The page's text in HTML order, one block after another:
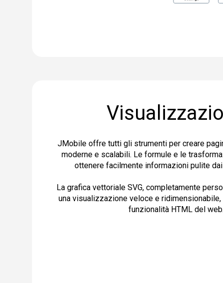
JMobile offre tutti gli strumenti per creare
moderne e scalabili. Le formule e le
ottenere facilmente informazioni pulite
La grafica vettoriale SVG, completamente
una visualizzazione veloce e
funzionalità HTML del web.